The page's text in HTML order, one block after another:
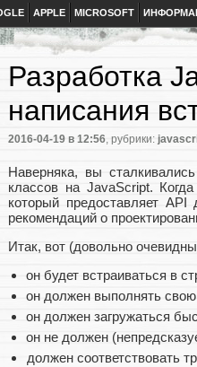
APPLE MICROSOFT
Разработка
написания
2016-04-19 в 12:56, рубрики:
Наверняка, вы
классов на JavaScript.
который предоставляет
рекомендаций о
Итак, вот (довольно
он будет встраиваться в
он должен выполнять свою
он должен загружаться
он не должен
должен соответствовать